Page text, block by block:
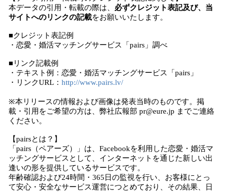
本データの引用・転載の際は、 必ずクレジット表記及び、当
サイトへのリンクの記載をお願いいたします。
■クレジット表記例
・恋愛・婚活マッチングサービス「pairs」調べ
■リンク記載例
・テキスト例：恋愛・婚活マッチングサービス「pairs」
・リンクURL： http://www.pairs.lv/
​※本リリースの情報および画像は発表当時のものです。掲
載・引用をご希望の方は、弊社広報部 pr@eure.jp までご連絡
ください。
【pairsとは？】
「pairs（ペアーズ）」は、Facebookを利用した恋愛・婚活マ
ッチングサービスとして、インターネットを通じた新しい出
逢いの形を提供しているサービスです。
年齢確認および24時間・365日の監視を行い、お客様にとっ
て安心・安全なサービス運営につとめており、その結果、日